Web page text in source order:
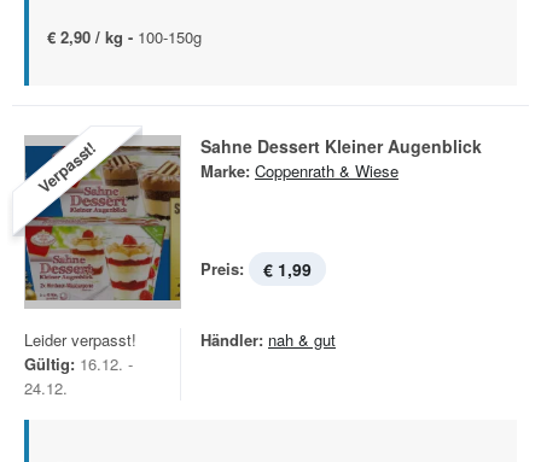
€ 2,90 / kg - 100-150g
Verpasst! Sahne Dessert Kleiner Augenblick
Marke: Coppenrath & Wiese
Preis: € 1,99
Leider verpasst!
Gültig: 16.12. -
24.12.
Händler: nah & gut